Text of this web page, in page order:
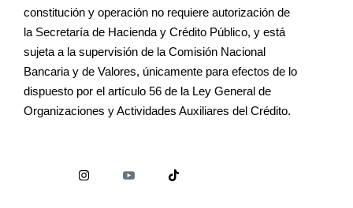
constitución y operación no requiere autorización de
la Secretaría de Hacienda y Crédito Público, y está
sujeta a la supervisión de la Comisión Nacional
Bancaria y de Valores, únicamente para efectos de lo
dispuesto por el artículo 56 de la Ley General de
Organizaciones y Actividades Auxiliares del Crédito.